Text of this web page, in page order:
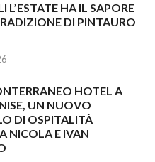
L’ESTATE HA IL SAPORE
DI PINTAURO
HOTEL A
UN NUOVO
DI OSPITALITÀ
NICOLA E IVAN